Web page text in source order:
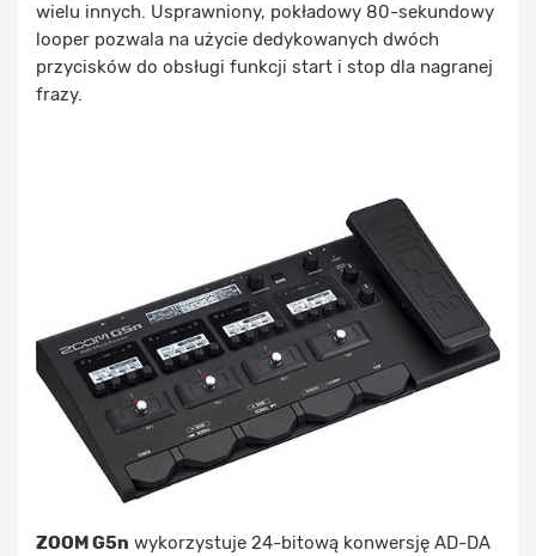
wielu innych. Usprawniony, pokładowy 80-sekundowy
looper pozwala na użycie dedykowanych dwóch
przycisków do obsługi funkcji start i stop dla nagranej
frazy.
ZOOM G5n wykorzystuje 24-bitową konwersję AD-DA